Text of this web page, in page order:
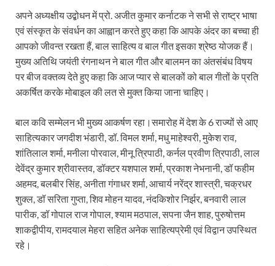
अपने अध्यक्षीय उद्बोधन में प्रो. अजीत कुमार कर्नाटक ने सभी से राष्ट्र भाषा
एवं संस्कृत के संवर्धन का आह्वान करते हुए कहा कि आपके अंदर का बच्चा ही
आपको जीवन्त रखता हैं, बाल साहित्य व बाल गीत इसका श्रेष्ठ योजक हैं।
मुख्य अतिथि जयंती रंगनाथन ने बाल गीत और बालमन का अंतसंबंध विषय
पर बीज वक्तव्य देते हुए कहा कि आज प्यार से बालकों को बाल गीतों के प्रति
अकर्षित करके मोबाइल की लत से मुक्त किया जाना चाहिए।
बाल कवि सम्मेलन भी मुख्य आकर्षण रहा।समारोह में देश के 6 राज्यों से आए
साहित्यकार जगदीश भंडारी, डॉ. विमल शर्मा, मधु माहेश्वरी, मुकेश राव,
शांतिलाल शर्मा, मनीला पोरवाल, मीनू त्रिपाठी, कर्नल प्रवीण त्रिपाठी, लाल
देवेंद्र कुमार श्रीवास्तव, डॉक्टर यशपाल शर्मा, प्रकाश नेभनानी, डॉ फहीम
अहमद, बलबीर सिंह, अनीता गंगाधर शर्मा, आचार्य नरेंद्र शास्त्री, चक्रधर
शुक्ल, डॉ सरिता गुप्ता, शिव मोहन यादव, नंदकिशोर निर्झर, बनवारी लाल
पारीक, डॉ गोपाल राज गोपाल, श्याम मठपाल, सपना जैन शाह, पुरुषोत्तम
शाकद्वीपीय, रामदयाल मेहरा सहित अनेक साहित्यप्रेमी एवं विद्वान उपस्थित
रहे।